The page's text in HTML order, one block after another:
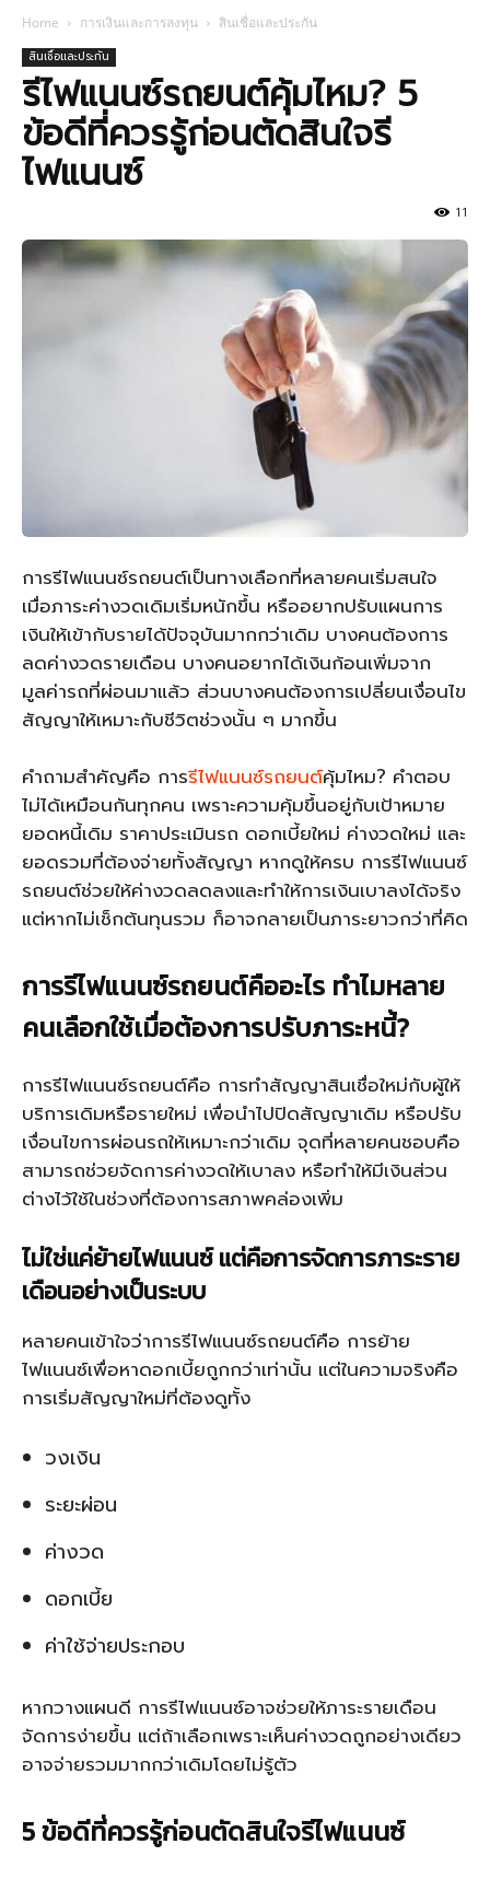
Home การเงินและการลงทุน สินเชื่อและประกัน
สินเชื่อและประกัน
รีไฟแนนซ์รถยนต์คุ้มไหม? 5
ข้อดีที่ควรรู้ก่อนตัดสินใจรี
ไฟแนนซ์
11
การรีไฟแนนซ์รถยนต์เป็นทางเลือกที่หลายคนเริ่มสนใจ
เมื่อภาระค่างวดเดิมเริ่มหนักขึ้น หรืออยากปรับแผนการ
เงินให้เข้ากับรายได้ปัจจุบันมากกว่าเดิม บางคนต้องการ
ลดค่างวดรายเดือน บางคนอยากได้เงินก้อนเพิ่มจาก
มูลค่ารถที่ผ่อนมาแล้ว ส่วนบางคนต้องการเปลี่ยนเงื่อนไข
สัญญาให้เหมาะกับชีวิตช่วงนั้น ๆ มากขึ้น
คำถามสำคัญคือ การรีไฟแนนซ์รถยนต์คุ้มไหม? คำตอบ
ไม่ได้เหมือนกันทุกคน เพราะความคุ้มขึ้นอยู่กับเป้าหมาย
ยอดหนี้เดิม ราคาประเมินรถ ดอกเบี้ยใหม่ ค่างวดใหม่ และ
ยอดรวมที่ต้องจ่ายทั้งสัญญา หากดูให้ครบ การรีไฟแนนซ์
รถยนต์ช่วยให้ค่างวดลดลงและทำให้การเงินเบาลงได้จริง
แต่หากไม่เช็กต้นทุนรวม ก็อาจกลายเป็นภาระยาวกว่าที่คิด
การรีไฟแนนซ์รถยนต์คืออะไร ทำไมหลาย
คนเลือกใช้เมื่อต้องการปรับภาระหนี้?
การรีไฟแนนซ์รถยนต์คือ การทำสัญญาสินเชื่อใหม่กับผู้ให้
บริการเดิมหรือรายใหม่ เพื่อนำไปปิดสัญญาเดิม หรือปรับ
เงื่อนไขการผ่อนรถให้เหมาะกว่าเดิม จุดที่หลายคนชอบคือ
สามารถช่วยจัดการค่างวดให้เบาลง หรือทำให้มีเงินส่วน
ต่างไว้ใช้ในช่วงที่ต้องการสภาพคล่องเพิ่ม
ไม่ใช่แค่ย้ายไฟแนนซ์ แต่คือการจัดการภาระราย
เดือนอย่างเป็นระบบ
หลายคนเข้าใจว่าการรีไฟแนนซ์รถยนต์คือ การย้าย
ไฟแนนซ์เพื่อหาดอกเบี้ยถูกกว่าเท่านั้น แต่ในความจริงคือ
การเริ่มสัญญาใหม่ที่ต้องดูทั้ง
วงเงิน
ระยะผ่อน
ค่างวด
ดอกเบี้ย
ค่าใช้จ่ายประกอบ
หากวางแผนดี การรีไฟแนนซ์อาจช่วยให้ภาระรายเดือน
จัดการง่ายขึ้น แต่ถ้าเลือกเพราะเห็นค่างวดถูกอย่างเดียว
อาจจ่ายรวมมากกว่าเดิมโดยไม่รู้ตัว
5 ข้อดีที่ควรรู้ก่อนตัดสินใจรีไฟแนนซ์